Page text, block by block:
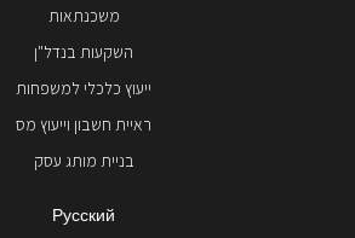
משכנתאות
השקעות בנדל"ן
ייעוץ כלכלי למשפחות
ראיית חשבון וייעוץ מס
בניית מותג עסק
Русский